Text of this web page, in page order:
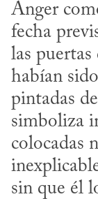
Anger
fecha
las puertas
habían
pintadas
simboliza
colocadas
sin que él